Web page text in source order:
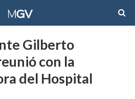
Gilberto
con la
del Hospital